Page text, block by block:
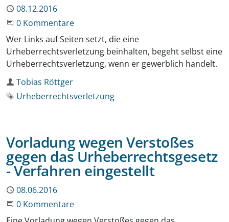
Publiziert
08.12.2016
Beginne eine Unterhaltung
0 Kommentare
Wer Links auf Seiten setzt, die eine
Urheberrechtsverletzung beinhalten, begeht selbst eine
Urheberrechtsverletzung, wenn er gewerblich handelt.
Autor
Tobias Röttger
Schlagwort
Urheberrechtsverletzung
Vorladung wegen Verstoßes
gegen das Urheberrechtsgesetz
- Verfahren eingestellt
Publiziert
08.06.2016
Beginne eine Unterhaltung
0 Kommentare